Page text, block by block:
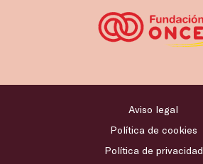
Aviso legal
Política de cookies
Política de privacidad